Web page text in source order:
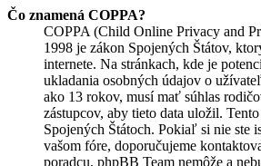
Čo znamená COPPA?
COPPA (Child Online Privacy and
1998 je zákon Spojených Štátov,
internete. Na stránkach, kde je
ukladania osobných údajov o
ako 13 rokov, musí mať súhlas
zástupcov, aby tieto data uložil.
Spojených Štátoch. Pokiaľ si nie ste
vašom fóre, doporučujeme
poradcu, phpBB Team nemôže a